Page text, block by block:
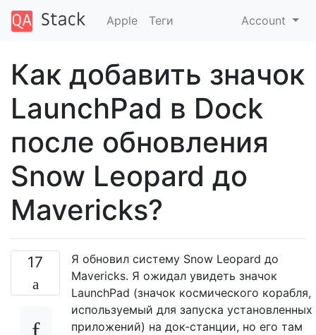
Apple Теги Account
Как добавить значок
LaunchPad в Dock
после обновления
Snow Leopard до
Mavericks?
17
Я обновил систему Snow Leopard до
Mavericks. Я ожидал увидеть значок
LaunchPad (значок космического корабля,
используемый для запуска установленных
приложений) на док-станции, но его там